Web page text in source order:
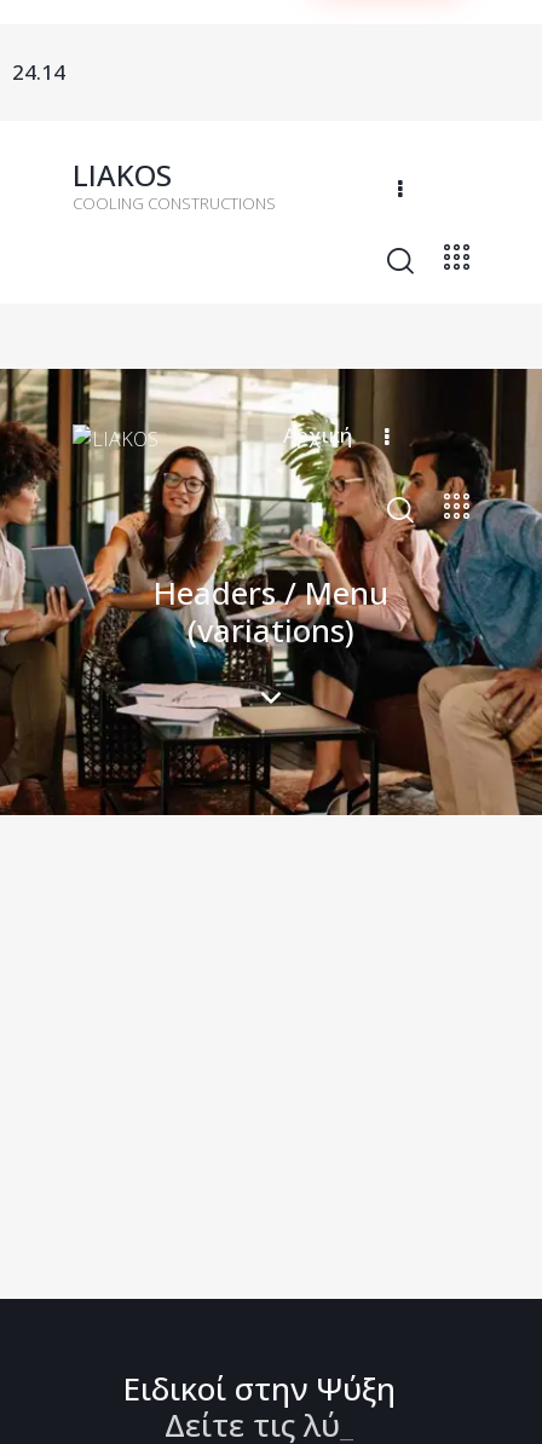
24.14
LIAKOS
COOLING CONSTRUCTIONS
Αρχική
Headers / Menu
(variations)
Ειδικοί στην Ψύξη
Δείτε τις λύσ